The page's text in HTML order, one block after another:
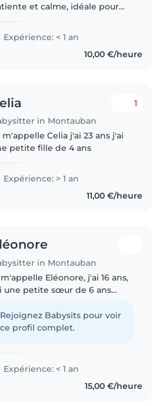
et calme, idéale pour
professionnelle, je
des compétences en..
Expérience: < 1 an
10,00 €/heure
in Montauban
1
m'appelle Celia j'ai 23 ans j'ai
petite fille de 4 ans
Expérience: > 1 an
11,00 €/heure
in Montauban
Eléonore, j'ai 16 ans,
une petite sœur de 6 ans
j'adore jouer avec elle et
apprendre des choses. je ne
Rejoignez Babysits pour voir
ce profil complet.
Expérience: < 1 an
15,00 €/heure